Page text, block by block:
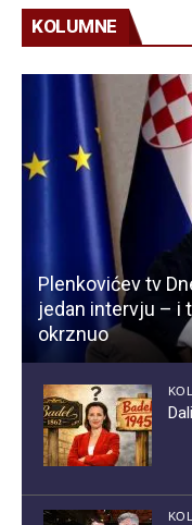
KOLUMNE
Plenkovićev tv
jedan intervju – i
okrznuo